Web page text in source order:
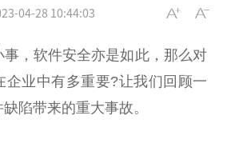
04-28 10:44:03
，软件安全亦是如此，那么对
企业中有多重要?让我们回顾一
陷带来的重大事故。